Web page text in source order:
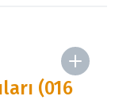
(016